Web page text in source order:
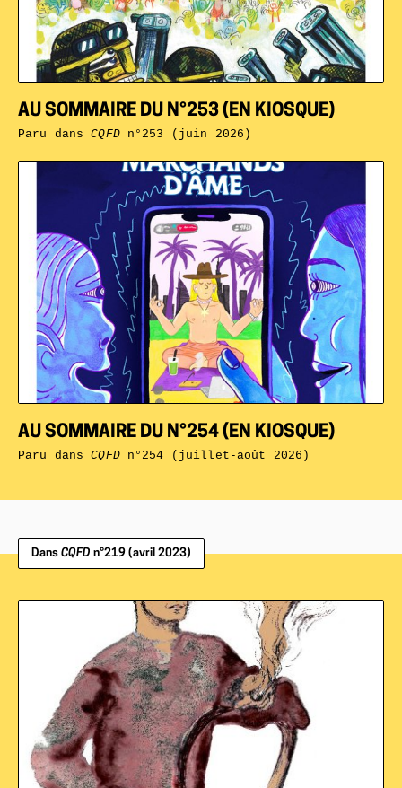
AU SOMMAIRE DU N°254 (EN KIOSQUE)
Paru dansCQFDn°254 (juillet-août 2026)
AU SOMMAIRE DU N°253 (EN KIOSQUE)
Paru dansCQFDn°253 (juin 2026)
Dans CQFD n°219 (avril 2023)